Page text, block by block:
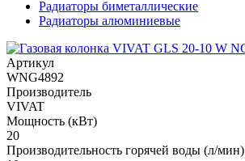
Радиаторы биметаллические
Радиаторы алюминиевые
Артикул
WNG4892
Производитель
VIVAT
Мощность (кВт)
20
Производительность горячей воды (л/мин)